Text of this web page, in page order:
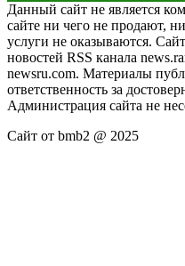
Данный сайт не является
сайте ни чего не продают,
услуги не оказываются.
новостей RSS канала
newsru.com. Материалы
ответственность за
Администрация сайта не
Сайт от bmb2 @ 2025